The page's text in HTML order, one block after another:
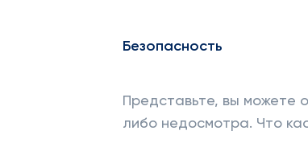
Безопасность
Представьте, вы можете
либо недосмотра. Что